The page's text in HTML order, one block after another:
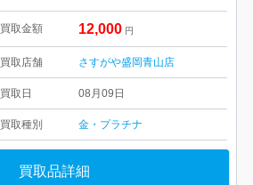
買取金額 12,000 円
買取店舗 さすがや盛岡青山店
買取日 08月09日
買取種別 金・プラチナ
買取品詳細